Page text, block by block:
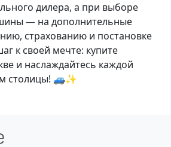
дилера, а при выборе
— на дополнительные
страхованию и постановке
к своей мечте: купите
и наслаждайтесь каждой
столицы! 🚙✨